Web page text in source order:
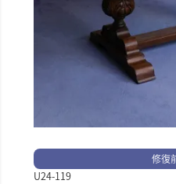
修復
U24-119